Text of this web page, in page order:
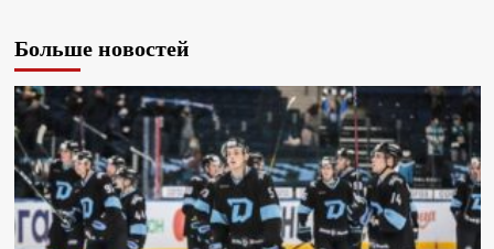
Больше новостей